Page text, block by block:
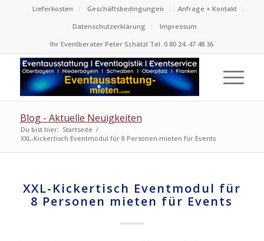
Lieferkosten Geschäftsbedingungen
Anfrage + Kontakt
Datenschutzerklärung
Impressum
Ihr Eventberater Peter Schätzl Tel. 0 80 24. 47 48 36
Blog - Aktuelle Neuigkeiten
Du bist hier: Startseite /
XXL-Kickertisch Eventmodul für 8 Personen mieten für Events
XXL-Kickertisch Eventmodul für
8 Personen mieten für Events